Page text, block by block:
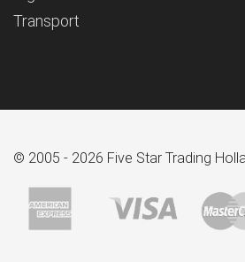
Transport
© 2005 - 2026 Five Star Trading